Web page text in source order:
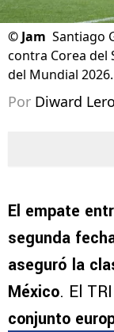
©Jam Santiago
contra Corea del
del Mundial 2026.
Por Diward
El empate
segunda
aseguró la
México. El
conjunto